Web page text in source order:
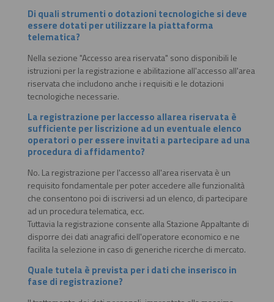
Di quali strumenti o dotazioni tecnologiche si deve
essere dotati per utilizzare la piattaforma
telematica?
Nella sezione "Accesso area riservata" sono disponibili le
istruzioni per la registrazione e abilitazione all'accesso all'area
riservata che includono anche i requisiti e le dotazioni
tecnologiche necessarie.
La registrazione per laccesso allarea riservata è
sufficiente per liscrizione ad un eventuale elenco
operatori o per essere invitati a partecipare ad una
procedura di affidamento?
No. La registrazione per l'accesso all'area riservata è un
requisito fondamentale per poter accedere alle funzionalità
che consentono poi di iscriversi ad un elenco, di partecipare
ad un procedura telematica, ecc.
Tuttavia la registrazione consente alla Stazione Appaltante di
disporre dei dati anagrafici dell'operatore economico e ne
facilita la selezione in caso di generiche ricerche di mercato.
Quale tutela è prevista per i dati che inserisco in
fase di registrazione?